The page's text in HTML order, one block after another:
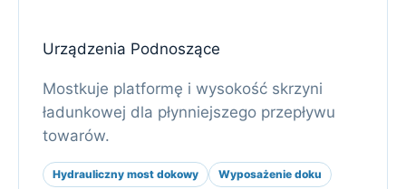
Urządzenia Podnoszące
Mostkuje platformę i wysokość skrzyni
ładunkowej dla płynniejszego przepływu
towarów.
Hydrauliczny most dokowy Wyposażenie doku